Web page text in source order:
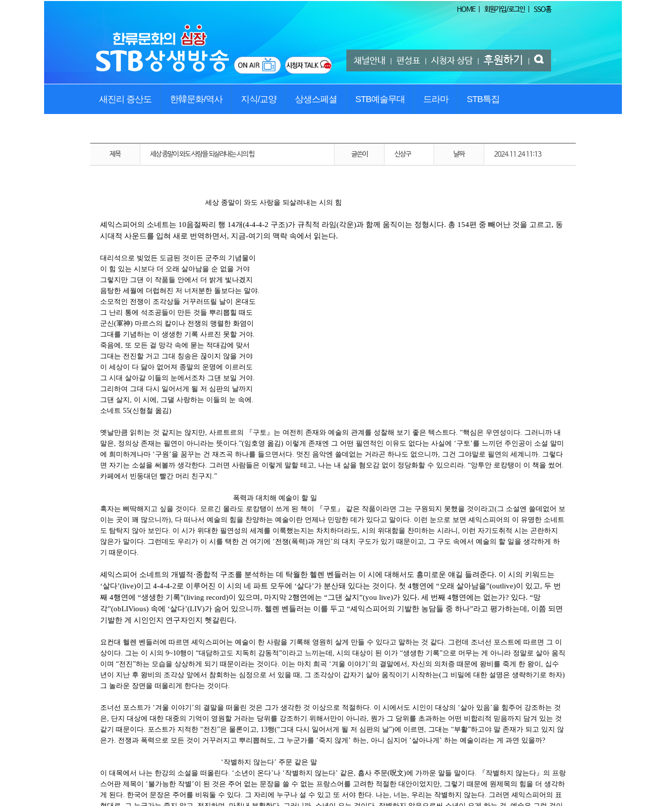
HOME| 회원가입/로그인 SSO홈
채널안내 편성표 시청자 상담 후원하기
새진리 증산도 한韓문화/역사 지식/교양 상생스페셜 STB예술무대 드라마 STB특집
제목 세상 종말이 와도 사랑을 되살려내는 시의 힘 글쓴이 신상구 날짜 2024.11.24 11:13
세상 종말이 와도 사랑을 되살려내는 시의 힘
셰익스피어의 소네트는 10음절짜리 행 14개(4-4-4-2 구조)가 규칙적 라임(각운)과 함께 움직이는 정형시다. 총 154편 중 빼어난 것을 고르고, 동
시대적 사운드를 입혀 새로 번역하면서, 지금-여기의 맥락 속에서 읽는다.
대리석으로 빚었든 도금된 것이든 군주의 기념물이
이 힘 있는 시보다 더 오래 살아남을 순 없을 거야
그렇지만 그댄 이 작품들 안에서 더 밝게 빛나겠지
음탕한 세월에 더럽혀진 저 너저분한 돌보다는 말야.
소모적인 전쟁이 조각상들 거꾸러뜨릴 날이 온대도
그 난리 통에 석조공들이 만든 것들 뿌리뽑힐 때도
군신(軍神) 마르스의 칼이나 전쟁의 맹렬한 화염이
그대를 기념하는 이 생생한 기록 사르진 못할 거야.
죽음에, 또 모든 걸 망각 속에 묻는 적대감에 맞서
그대는 전진할 거고 그대 칭송은 끊이지 않을 거야
이 세상이 다 닳아 없어져 종말의 운명에 이르러도
그 시대 살아갈 이들의 눈에서조차 그댄 보일 거야.
그리하여 그대 다시 일어서게 될 저 심판의 날까지
그댄 살지, 이 시에, 그댈 사랑하는 이들의 눈 속에.
소네트 55(신형철 옮김)
옛날만큼 읽히는 것 같지는 않지만, 사르트르의 『구토』는 여전히 존재와 예술의 관계를 성찰해 보기 좋은 텍스트다. “핵심은 우연성이다. 그러니까 내
말은, 정의상 존재는 필연이 아니라는 뜻이다.”(임호영 옮김) 이렇게 존재엔 그 어떤 필연적인 이유도 없다는 사실에 ‘구토’를 느끼던 주인공이 소설 말미
에 희미하게나마 ‘구원’을 꿈꾸는 건 재즈곡 하나를 들으면서다. 멋진 음악엔 쓸데없는 거라곤 하나도 없으니까, 그건 그야말로 필연의 세계니까. 그렇다
면 자기는 소설을 써볼까 생각한다. 그러면 사람들은 이렇게 말할 테고, 나는 내 삶을 혐오감 없이 정당화할 수 있으리라. “앙투안 로캉탱이 이 책을 썼어.
카페에서 빈둥대던 빨간 머리 친구지.”
폭력과 대치해 예술이 할 일
혹자는 삐딱해지고 싶을 것이다. 모르긴 몰라도 로캉탱이 쓰게 된 책이 『구토』 같은 작품이라면 그는 구원되지 못했을 것이라고(그 소설엔 쓸데없어 보
이는 곳이 꽤 많으니까), 다 떠나서 예술의 힘을 찬양하는 예술이란 언제나 민망한 데가 있다고 말이다. 이런 눈으로 보면 셰익스피어의 이 유명한 소네트
도 탐탁지 않아 보인다. 이 시가 위대한 필연성의 세계를 이룩했는지는 차치하더라도, 시의 위대함을 찬미하는 시라니, 이런 자기도취적 시는 곤란하지
않은가 말이다. 그런데도 우리가 이 시를 택한 건 여기에 ‘전쟁(폭력)과 개인’의 대치 구도가 있기 때문이고, 그 구도 속에서 예술의 할 일을 생각하게 하
기 때문이다.
셰익스피어 소네트의 개별적·종합적 구조를 분석하는 데 탁월한 헬렌 벤들러는 이 시에 대해서도 흥미로운 얘길 들려준다. 이 시의 키워드는
‘살다’(live)이고 4-4-4-2로 이루어진 이 시의 네 파트 모두에 ‘살다’가 분산돼 있다는 것이다. 첫 4행연에 “오래 살아남을”(outlive)이 있고, 두 번
째 4행연에 “생생한 기록”(living record)이 있으며, 마지막 2행연에는 “그댄 살지”(you live)가 있다. 세 번째 4행연에는 없는가? 있다. “망
각”(obLIVious) 속에 ‘살다’(LIV)가 숨어 있으니까. 헬렌 벤들러는 이를 두고 “셰익스피어의 기발한 농담들 중 하나”라고 평가하는데, 이쯤 되면
기발한 게 시인인지 연구자인지 헷갈린다.
요컨대 헬렌 벤들러에 따르면 셰익스피어는 예술이 한 사람을 기록해 영원히 살게 만들 수 있다고 말하는 것 같다. 그런데 조너선 포스트에 따르면 그 이
상이다. 그는 이 시의 9~10행이 “대담하고도 지독히 감동적”이라고 느끼는데, 시의 대상이 된 이가 “생생한 기록”으로 머무는 게 아니라 정말로 살아 움직
이며 “전진”하는 모습을 상상하게 되기 때문이라는 것이다. 이는 마치 희곡 ‘겨울 이야기’의 결말에서, 자신의 의처증 때문에 왕비를 죽게 한 왕이, 십수
년이 지난 후 왕비의 조각상 앞에서 참회하는 심정으로 서 있을 때, 그 조각상이 갑자기 살아 움직이기 시작하는(그 비밀에 대한 설명은 생략하기로 하자)
그 놀라운 장면을 떠올리게 한다는 것이다.
조너선 포스트가 ‘겨울 이야기’의 결말을 떠올린 것은 그가 생각한 것 이상으로 적절하다. 이 시에서도 시인이 대상의 ‘살아 있음’을 힘주어 강조하는 것
은, 단지 대상에 대한 대중의 기억이 영원할 거라는 당위를 강조하기 위해서만이 아니라, 뭔가 그 당위를 초과하는 어떤 비합리적 믿음까지 담겨 있는 것
같기 때문이다. 포스트가 지적한 “전진”은 물론이고, 13행(“그대 다시 일어서게 될 저 심판의 날”)에 이르면, 그대는 “부활”하고야 말 존재가 되고 있지 않
은가. 전쟁과 폭력으로 모든 것이 거꾸러지고 뿌리뽑혀도, 그 누군가를 ‘죽지 않게’ 하는, 아니 심지어 ‘살아나게’ 하는 예술이라는 게 과연 있을까?
‘작별하지 않는다’ 주문 같은 말
이 대목에서 나는 한강의 소설을 떠올린다. ‘소년이 온다’나 ‘작별하지 않는다’ 같은, 흡사 주문(呪文)에 가까운 말들 말이다. 『작별하지 않는다』의 프랑
스어판 제목이 ‘불가능한 작별’이 된 것은 주어 없는 문장을 쓸 수 없는 프랑스어를 고려한 적절한 대안이었지만, 그렇기 때문에 원제목의 힘을 더 생각하
게 된다. 한국어 문장은 주어를 비워둘 수 있다. 그 자리에 누구나 설 수 있고 또 서야 한다. 나는, 너는, 우리는 작별하지 않는다. 그러면 셰익스피어의 표